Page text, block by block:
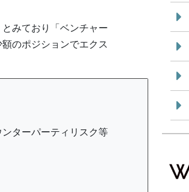
みており「ベンチャー
のポジションでエクス
ターパーティリスク等